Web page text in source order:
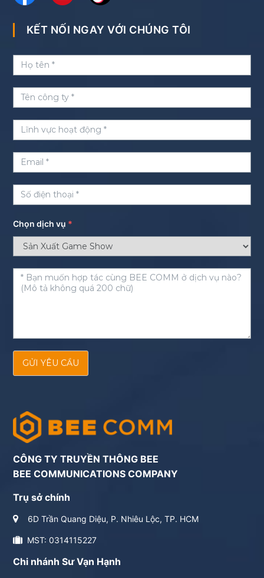
KẾT NỐI NGAY VỚI CHÚNG TÔI
Chọn dịch vụ *
GỬI YÊU CẦU
CÔNG TY TRUYỀN THÔNG BEE
BEE COMMUNICATIONS COMPANY
Trụ sở chính
6D Trần Quang Diệu, P. Nhiêu Lộc, TP. HCM
MST: 0314115227
Chi nhánh Sư Vạn Hạnh